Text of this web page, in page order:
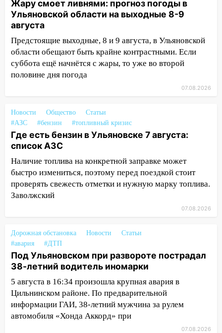
15:34 После вмешательства
прокуратуры в селах Ульяновской
области привели в порядок детские
площадки
15:27 Прокуратура проверяет
капремонт школы в селе Кивать
проверки обновили разметку на
пешеходных переходах
14:40 На проспекте Гая в Ульяновске
запретили остановку автомобилей на
50-метровом участке
14:22 В Новом городе 8 августа пройдет
большой фестиваль «Наше время» с
14:04 Жару смоет ливнями: прогноз
погоды в Ульяновской области на
выходные 8-9 августа
13:30 В Ульяновске транспортные
полицейские проведут акцию «Час
пассажира»
13:20 В Ульяновске за один день
обокрали женщину на пляже и
Жару смоет ливнями: прогноз погоды в
Ульяновской области на выходные 8-9
августа
Предстоящие выходные, 8 и 9 августа, в Ульяновской
области обещают быть крайне контрастными. Если
суббота ещё начнётся с жары, то уже во второй
половине дня погода
07.08.2026
Новости Общество
Статьи
#АЗС
#бензин #топливный кризис
Где есть бензин в Ульяновске 7 августа:
список АЗС
Наличие топлива на конкретной заправке может
быстро измениться, поэтому перед поездкой стоит
проверять свежесть отметки и нужную марку топлива.
Заволжский
07.08.2026
Дорожная обстановка Новости
Статьи
#авария
#ДТП
Под Ульяновском при развороте пострадал
38-летний водитель иномарки
5 августа в 16:34 произошла крупная авария в
Цильнинском районе. По предварительной
информации ГАИ, 38-летний мужчина за рулем
автомобиля «Хонда Аккорд» при
07.08.2026